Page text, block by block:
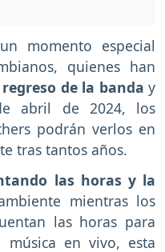
momento especial
quienes han
regreso de la banday
abril de 2024, los
podrán verlos en
tras tantos años.
las horas y la
mientras los
las horas para
en vivo, esta